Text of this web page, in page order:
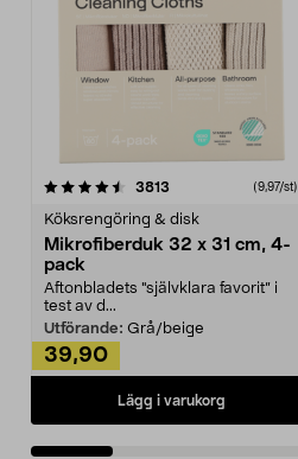
3813 (9,97/st)
Köksrengöring & disk
Mikrofiberduk 32 x 31 cm, 4-
pack
Aftonbladets "självklara favorit” i
test av d...
Utförande: Grå/beige
39,90
Lägg i varukorg
4.0av 5 stjärnor